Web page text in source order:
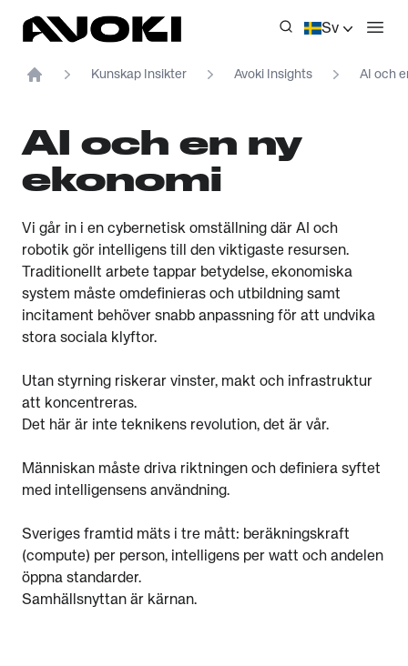
Avoki Sv
Kunskap Insikter Avoki Insights AI och
AI och en ny
ekonomi
Vi går in i en cybernetisk omställning där AI och
robotik gör intelligens till den viktigaste resursen.
Traditionellt arbete tappar betydelse, ekonomiska
system måste omdefinieras och utbildning samt
incitament behöver snabb anpassning för att undvika
stora sociala klyftor.
Utan styrning riskerar vinster, makt och infrastruktur
att koncentreras.
Det här är inte teknikens revolution, det är vår.
Människan måste driva riktningen och definiera syftet
med intelligensens användning.
Sveriges framtid mäts i tre mått: beräkningskraft
(compute) per person, intelligens per watt och andelen
öppna standarder.
Samhällsnyttan är kärnan.